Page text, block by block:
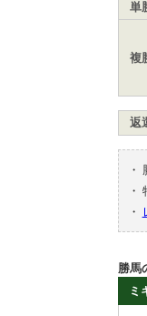
単
複
返
・
・
・
勝馬
ミ